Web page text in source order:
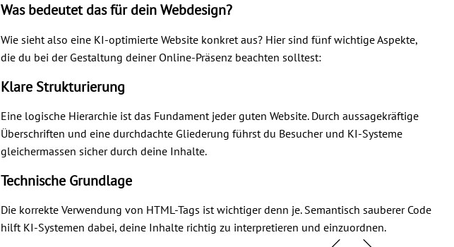
Was bedeutet das für dein Webdesign?
Wie sieht also eine KI-optimierte Website konkret aus? Hier sind fünf wichtige Aspekte,
die du bei der Gestaltung deiner Online-Präsenz beachten solltest:
Klare Strukturierung
Eine logische Hierarchie ist das Fundament jeder guten Website. Durch aussagekräftige
Überschriften und eine durchdachte Gliederung führst du Besucher und KI-Systeme
gleichermassen sicher durch deine Inhalte.
Technische Grundlage
Die korrekte Verwendung von HTML-Tags ist wichtiger denn je. Semantisch sauberer Code
hilft KI-Systemen dabei, deine Inhalte richtig zu interpretieren und einzuordnen.